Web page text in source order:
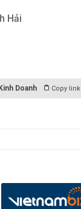
Hải
Doanh Copy link